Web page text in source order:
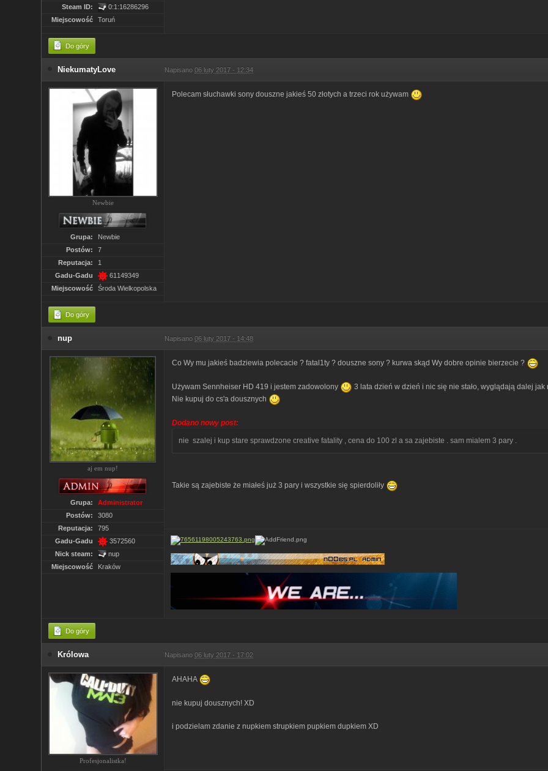
Steam ID:
0:1:16286296
Miejscowość
Toruń
Do góry
NiekumatyLove Napisano06 luty 2017 - 12:34
Newbie
Grupa:
Newbie
Postów:
7
Reputacja:
1
Gadu-Gadu
61149349
Miejscowość
Środa Wielkopolska
Polecam słuchawki sony douszne jakieś 50 złotych a trzeci rok używam
Do góry
nup Napisano06 luty 2017 - 14:48
aj em nup!
Grupa:
Administrator
Postów:
3080
Reputacja:
795
Gadu-Gadu
3572560
Nick steam:
nup
Miejscowość
Kraków
Co Wy mu jakieś badziewia polecacie ? fatal1ty ? douszne sony ? kurwa skąd Wy dobre opinie bierzecie ?
Używam Sennheiser HD 419 i jestem zadowolony
3 lata dzień w dzień i nic się nie stało, wyglądają dalej
Nie kupuj do cs'a dousznych
Dodano nowy post:
nie szalej i kup stare sprawdzone creative fatality , cena do 100 zl a sa zajebiste . sam mialem 3 pary .
Takie są zajebiste że miałeś już 3 pary i wszystkie się spierdoliły
Do góry
Królowa Napisano06 luty 2017 - 17:02
Profesjonalistka!
AHAHA
nie kupuj dousznych! XD
i podzielam zdanie z nupkiem strupkiem pupkiem dupkiem XD